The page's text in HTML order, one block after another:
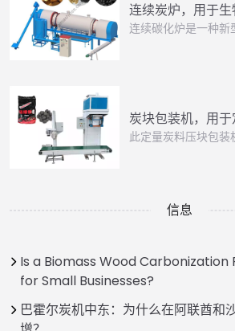
连续炭炉，用于
连续碳化炉是一种新
炭块包装机，用
此定量炭料压块包装
信息
Is a Biomass Wood
for Small Businesses?
巴霍尔炭机中东：为什么在阿联酋和